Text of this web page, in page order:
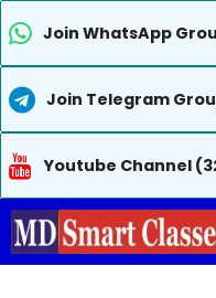
Join WhatsApp
Join Telegram
Youtube Channel
Skip
to